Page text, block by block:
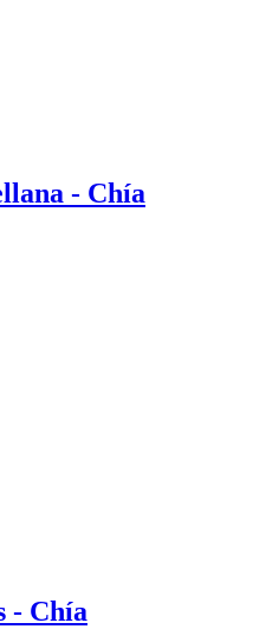
- Chía
- Chía